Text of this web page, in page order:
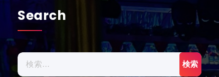
Search
検
索: